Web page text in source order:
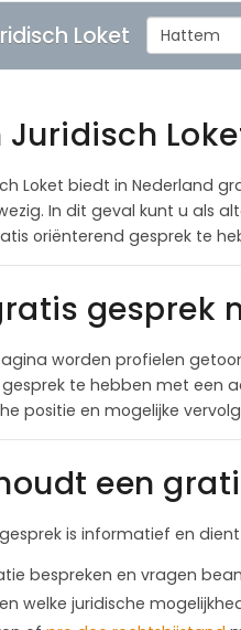
Loket Hattem
Juridisch
Loket biedt in Nederland
In dit geval kunt u als
oriënterend gesprek te
gesprek
worden profielen
te hebben met een
positie en mogelijke
een
is informatief en
bespreken en vragen
welke juridische